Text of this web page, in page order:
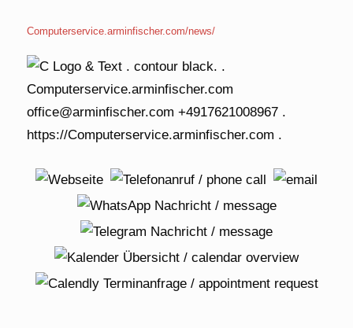
Computerservice.arminfischer.com/news/